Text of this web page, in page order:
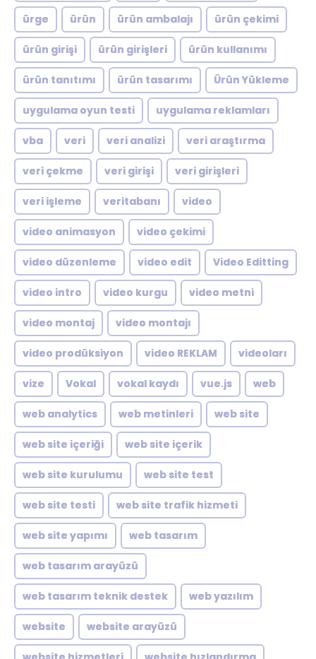
ürge ürün ürün ambalajı ürün çekimi
ürün girişi ürün girişleri ürün kullanımı
ürün tanıtımı ürün tasarımı Ürün Yükleme
uygulama oyun testi uygulama reklamları
vba veri veri analizi veri araştırma
veri çekme veri girişi veri girişleri
veri işleme veritabanı video
video animasyon video çekimi
video düzenleme video edit Video Editting
video intro video kurgu video metni
video montaj video montajı
video prodüksiyon video REKLAM videoları
vize Vokal vokal kaydı vue.js web
web analytics web metinleri web site
web site içeriği web site içerik
web site kurulumu web site test
web site testi web site trafik hizmeti
web site yapımı web tasarım
web tasarım arayüzü
web tasarım teknik destek web yazılım
website website arayüzü